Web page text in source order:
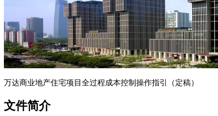
万达商业地产住宅项目全过程成本控制操作指引（定稿）
文件简介